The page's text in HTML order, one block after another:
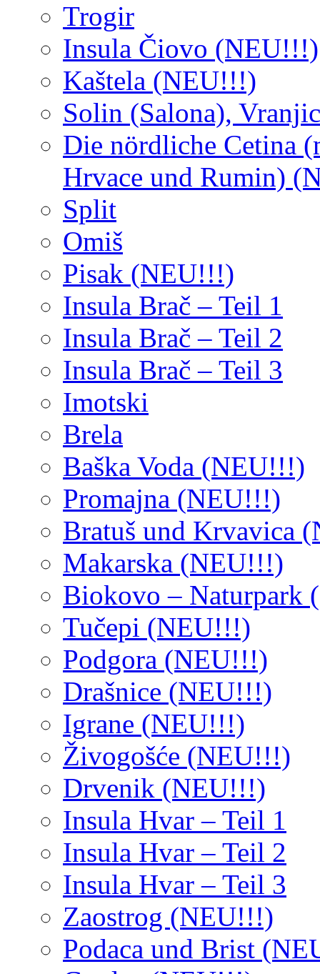
Trogir
Insula Čiovo (NEU!!!)
Kaštela (NEU!!!)
Solin (Salona),
Die nördliche Cetina
Hrvace und Rumin)
Split
Omiš
Pisak (NEU!!!)
Insula Brač – Teil 1
Insula Brač – Teil 2
Insula Brač – Teil 3
Imotski
Brela
Baška Voda (NEU!!!)
Promajna (NEU!!!)
Bratuš und Krvavica
Makarska (NEU!!!)
Biokovo – Naturpark
Tučepi (NEU!!!)
Podgora (NEU!!!)
Drašnice (NEU!!!)
Igrane (NEU!!!)
Živogošće (NEU!!!)
Drvenik (NEU!!!)
Insula Hvar – Teil 1
Insula Hvar – Teil 2
Insula Hvar – Teil 3
Zaostrog (NEU!!!)
Podaca und Brist